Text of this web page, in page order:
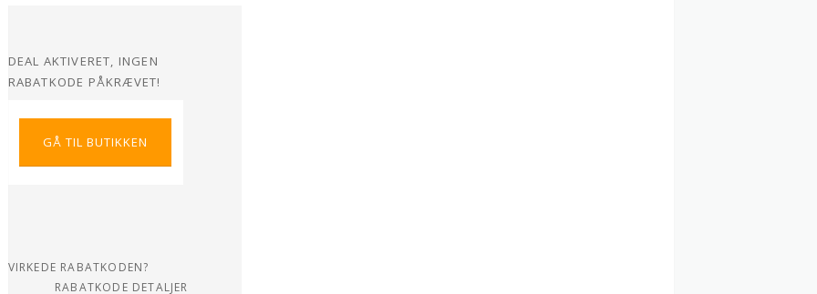
DEAL AKTIVERET, INGEN
RABATKODE PÅKRÆVET!
GÅ TIL BUTIKKEN
VIRKEDE RABATKODEN?
RABATKODE DETALJER